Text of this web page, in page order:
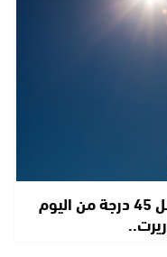
نشرة إنذارية تحذر من موجة حر تصل 45 درجة من اليوم